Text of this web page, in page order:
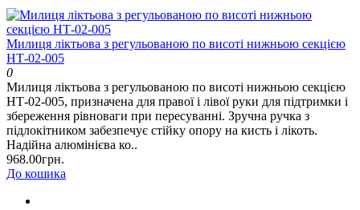
Милиця ліктьова з регульованою по висоті нижньою секцією
НТ-02-005
0
Милиця ліктьова з регульованою по висоті нижньою секцією
НТ-02-005, призначена для правої і лівої руки для підтримки і
збереження рівноваги при пересуванні. Зручна ручка з
підлокітником забезпечує стійку опору на кисть і лікоть.
Надійна алюмінієва ко..
968.00грн.
До кошика